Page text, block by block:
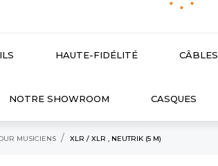
HAUTE-FIDÉLITÉ CÂBLES
NOTRE SHOWROOM CASQUES
MUSICIENS XLR / XLR , NEUTRIK (5 M)